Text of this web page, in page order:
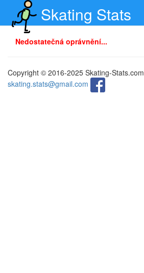
Skating Stats
Nedostatečná oprávnění...
Copyright © 2016-2025 Skating-Stats.com
skating.stats@gmail.com